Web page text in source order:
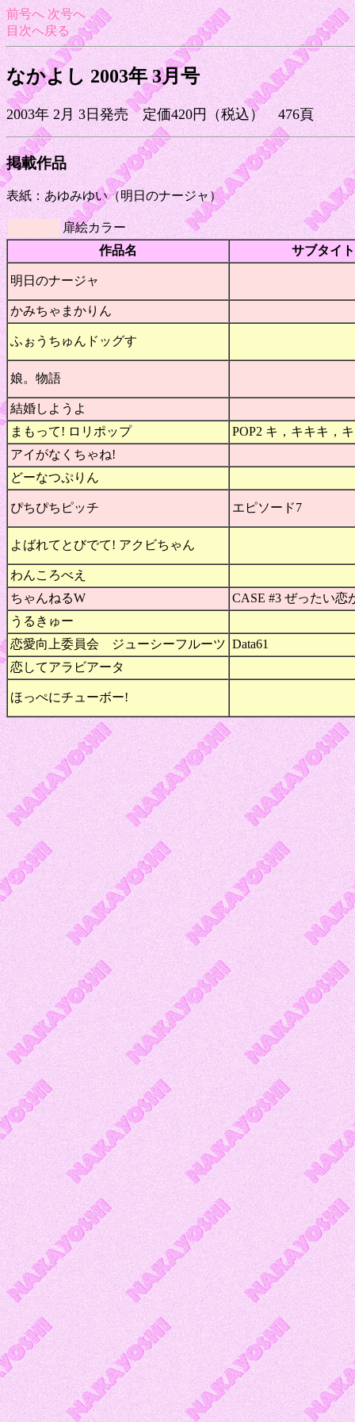
前号へ 次号へ
目次へ戻る
なかよし 2003年 3月号
2003年 2月 3日発売 定価420円（税込） 476頁
掲載作品
表紙：あゆみゆい（明日のナージャ）
扉絵カラー
作品名
サブタイ
明日のナージャ
かみちゃまかりん
ふぉうちゅんドッグす
娘。物語
結婚しようよ
まもって! ロリポップ
POP2 キ，キキキ，
アイがなくちゃね!
どーなつぷりん
ぴちぴちピッチ エピソード7
よばれてとびでて! アクビちゃん
わんころべえ
ちゃんねるW
CASE #3 ぜったい恋
うるきゅー
恋愛向上委員会 ジューシーフルーツ Data61
恋してアラビアータ
ほっぺにチューボー!